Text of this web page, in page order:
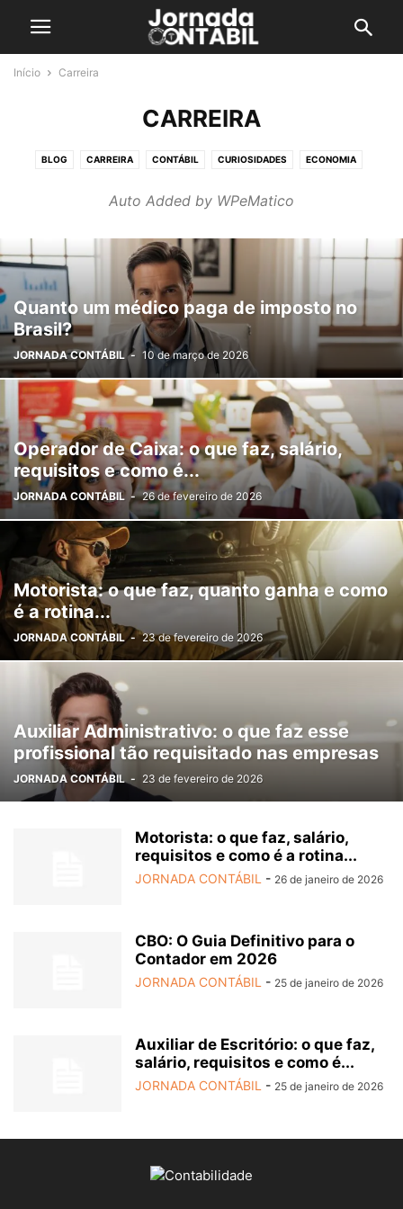
Início Carreira
CARREIRA
BLOG CARREIRA CONTÁBIL CURIOSIDADES ECONOMIA
LOJA DO CONTADOR MEI PREVIDÊNCIA REFORMA TRIBUTÁRIA
TRIBUTÁRIO ÚLTIMAS NOTÍCIAS
Auto Added by WPeMatico
Quanto um médico paga de imposto no
Brasil?
JORNADA CONTÁBIL - 10 de março de 2026
Operador de Caixa: o que faz, salário,
requisitos e como é...
JORNADA CONTÁBIL - 26 de fevereiro de 2026
Motorista: o que faz, quanto ganha e como
é a rotina...
JORNADA CONTÁBIL - 23 de fevereiro de 2026
Auxiliar Administrativo: o que faz esse
profissional tão requisitado nas empresas
JORNADA CONTÁBIL - 23 de fevereiro de 2026
Motorista: o que faz, salário,
requisitos e como é a rotina...
JORNADA CONTÁBIL - 26 de janeiro de 2026
CBO: O Guia Definitivo para o
Contador em 2026
JORNADA CONTÁBIL - 25 de janeiro de 2026
Auxiliar de Escritório: o que faz,
salário, requisitos e como é...
JORNADA CONTÁBIL - 25 de janeiro de 2026